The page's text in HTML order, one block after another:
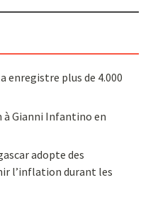
enregistre plus de 4.000
à Gianni Infantino en
adopte des
l’inflation durant les